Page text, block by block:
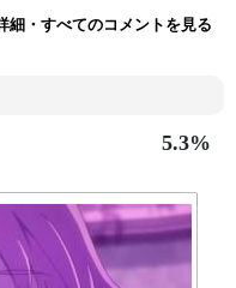
・すべてのコメントを見る
5.3%